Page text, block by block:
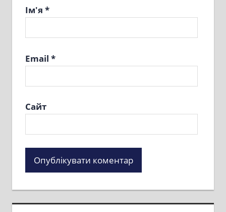
Ім'я *
Email *
Сайт